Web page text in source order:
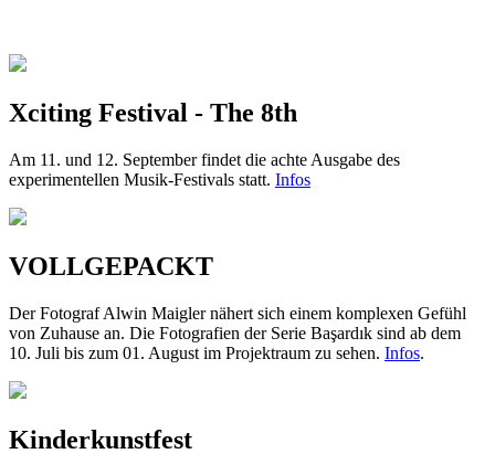
Xciting Festival - The 8th
Am 11. und 12. September findet die achte Ausgabe des
experimentellen Musik-Festivals statt. Infos
VOLLGEPACKT
Der Fotograf Alwin Maigler nähert sich einem komplexen Gefühl
von Zuhause an. Die Fotografien der Serie Başardık sind ab dem
10. Juli bis zum 01. August im Projektraum zu sehen. Infos.
Kinderkunstfest